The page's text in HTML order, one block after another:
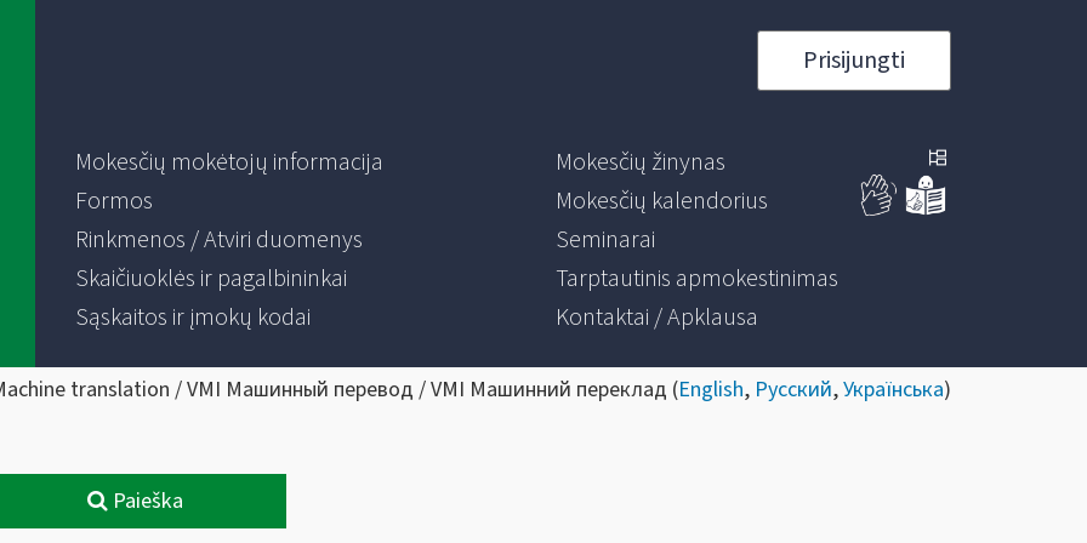
Prisijungti
Mokesčių mokėtojų informacija
Formos
Rinkmenos / Atviri duomenys
Skaičiuoklės ir pagalbininkai
Sąskaitos ir įmokų kodai
Mokesčių žinynas
Mokesčių kalendorius
Seminarai
Tarptautinis apmokestinimas
Kontaktai / Apklausa
translation / VMI Машинный перевод / VMI Машинний переклад (English, Русский,Українська)
Paieška